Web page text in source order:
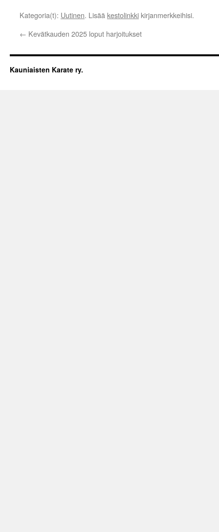
Kategoria(t): Uutinen. Lisää kestolinkki kirjanmerkkeihisi.
← Kevätkauden 2025 loput harjoitukset
Kauniaisten Karate ry.